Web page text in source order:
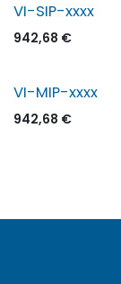
VI-SIP-xxxx
942,68 €
VI-MIP-xxxx
942,68 €